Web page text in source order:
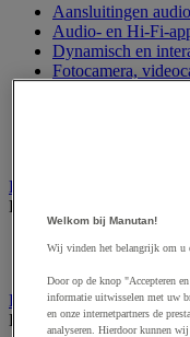
Aansluitingen
Audio- en Hi-Fi-
Dynamisch en
Fotocamera,
Bewegwijzering en
Bekijk de hele
Deurnaambord
Folderrek en -houder
Bekijk de hele
Welkom bij Manutan!
Wij vinden het belangrijk om u
Door op de knop "Accepteren
informatie uitwisselen met uw
en onze internetpartners de
analyseren. Hierdoor kunnen